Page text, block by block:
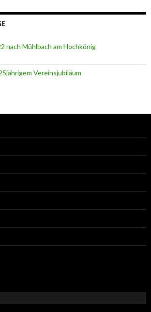
nach Mühlbach am Hochkönig
Vereinsjubiläum